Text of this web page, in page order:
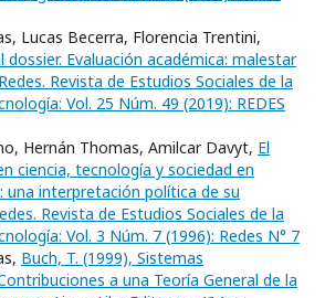
Lucas Becerra, Florencia Trentini,
Evaluación académica: malestar
Redes. Revista de Estudios Sociales de la
Vol. 25 Núm. 49 (2019): REDES
Hernán Thomas, Amilcar Davyt, El
ciencia, tecnología y sociedad en
una interpretación política de su
Revista de Estudios Sociales de la
Vol. 3 Núm. 7 (1996): Redes N° 7
Buch, T. (1999), Sistemas
a una Teoría General de la